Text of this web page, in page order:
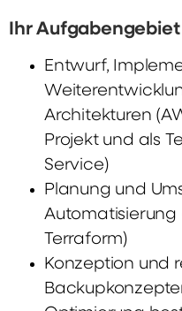
Ihr Aufgabengebiet
Entwurf,
Architekturen
Projekt und als
Service)
Planung und
Automatisierung
Terraform)
Konzeption und